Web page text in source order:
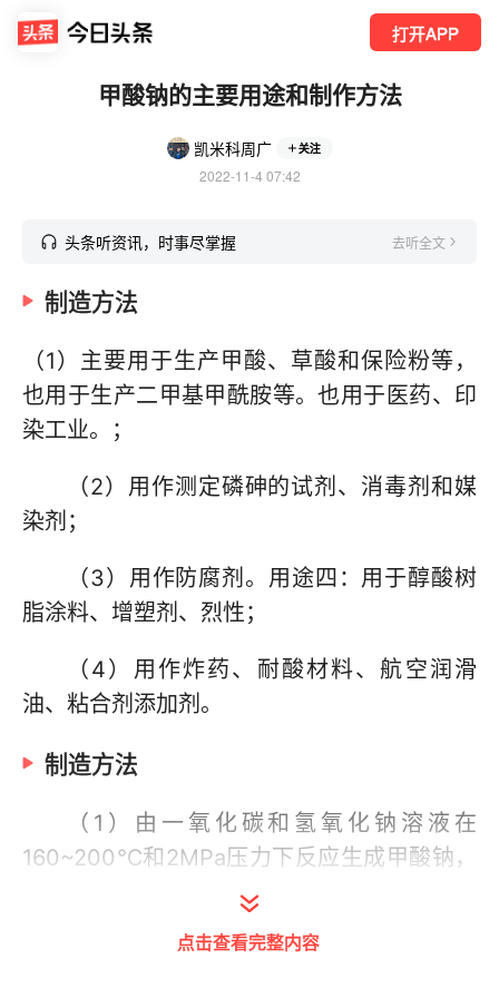
打开APP
甲酸钠的主要用途和制作方法
凯米科周广 关注
2022-11-4 07:42
头条听资讯，时事尽掌握 去听全文
制造方法
（1）主要用于生产甲酸、草酸和保险粉等，
也用于生产二甲基甲酰胺等。也用于医药、印
染工业。；
（2）用作测定磷砷的试剂、消毒剂和媒
染剂；
（3）用作防腐剂。用途四：用于醇酸树
脂涂料、增塑剂、烈性；
（4）用作炸药、耐酸材料、航空润滑
油、粘合剂添加剂。
制造方法
（1）由一氧化碳和氢氧化钠溶液在
160~200℃和2MPa压力下反应生成甲酸钠，
然后经硫酸酸解、蒸馏即得成品甲酸。
主要反应方程式为：
点击查看完整内容